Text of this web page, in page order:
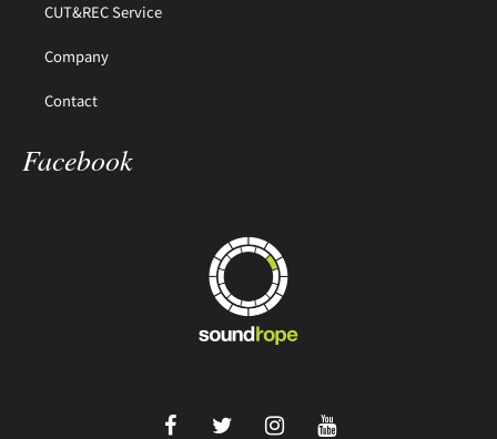
CUT&REC Service
Company
Contact
Facebook